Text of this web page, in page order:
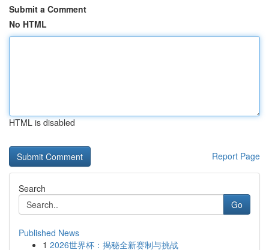
Submit a Comment
No HTML
HTML is disabled
Report Page
Search
Go
Published News
1 2026世界杯：揭秘全新赛制与挑战